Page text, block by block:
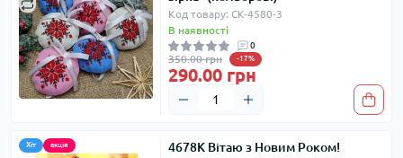
Код товару: СК-4580-3
В наявності
0
350.00 грн -17%
290.00 грн
Хіт акція 4678K Вітаю з Новим Роком!